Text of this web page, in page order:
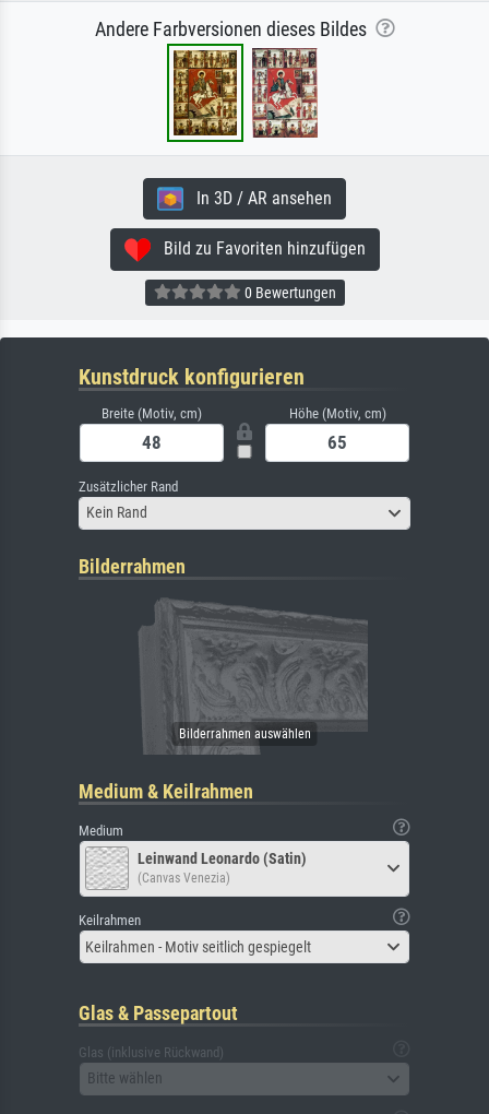
Andere Farbversionen dieses Bildes
In 3D / AR ansehen
Bild zu Favoriten hinzufügen
0 Bewertungen
Kunstdruck konfigurieren
Breite (Motiv, cm) Höhe (Motiv, cm)
Zusätzlicher Rand
Kein Rand
Bilderrahmen
Medium & Keilrahmen
Medium
Leinwand Leonardo (Satin)
(Canvas Venezia)
Keilrahmen
Keilrahmen - Motiv seitlich gespiegelt
Glas & Passepartout
Glas (inklusive Rückwand)
Bitte wählen